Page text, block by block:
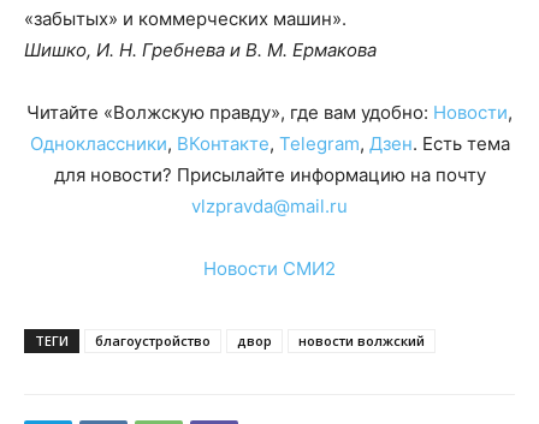
«забытых» и коммерческих машин».
Шишко, И. Н. Гребнева и В. М. Ермакова
Читайте «Волжскую правду», где вам удобно: Новости,
Одноклассники, ВКонтакте, Telegram, Дзен. Есть тема
для новости? Присылайте информацию на почту
vlzpravda@mail.ru
Новости СМИ2
ТЕГИ благоустройство двор новости волжский